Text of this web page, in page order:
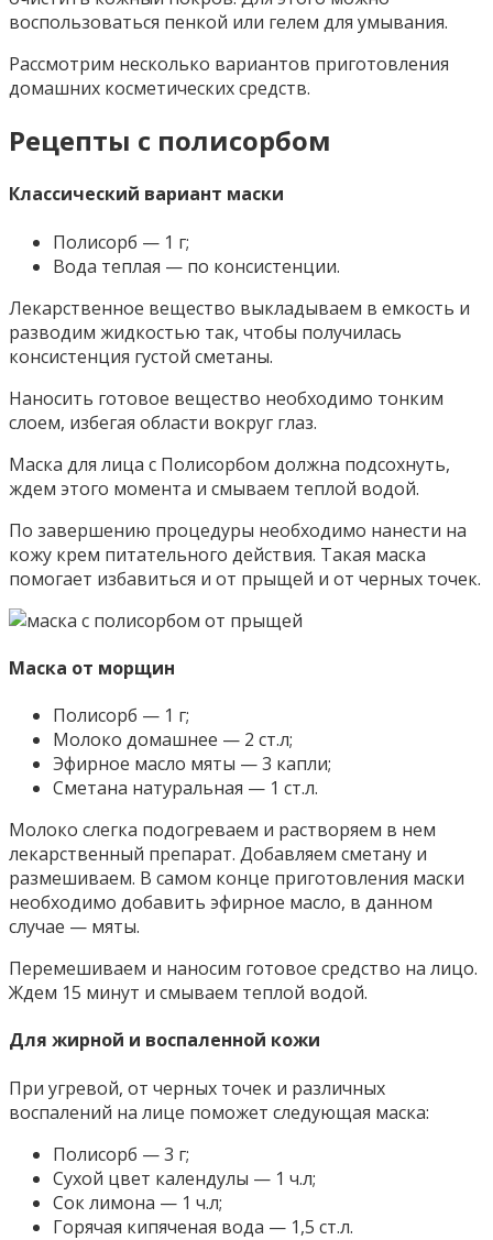
воспользоваться пенкой или гелем для умывания.
Рассмотрим несколько вариантов приготовления
домашних косметических средств.
Рецепты с полисорбом
Классический вариант маски
Полисорб — 1 г;
Вода теплая — по консистенции.
Лекарственное вещество выкладываем в емкость и
разводим жидкостью так, чтобы получилась
консистенция густой сметаны.
Наносить готовое вещество необходимо тонким
слоем, избегая области вокруг глаз.
Маска для лица с Полисорбом должна подсохнуть,
ждем этого момента и смываем теплой водой.
По завершению процедуры необходимо нанести на
кожу крем питательного действия. Такая маска
помогает избавиться и от прыщей и от черных точек.
Маска от морщин
Полисорб — 1 г;
Молоко домашнее — 2 ст.л;
Эфирное масло мяты — 3 капли;
Сметана натуральная — 1 ст.л.
Молоко слегка подогреваем и растворяем в нем
лекарственный препарат. Добавляем сметану и
размешиваем. В самом конце приготовления маски
необходимо добавить эфирное масло, в данном
случае — мяты.
Перемешиваем и наносим готовое средство на лицо.
Ждем 15 минут и смываем теплой водой.
Для жирной и воспаленной кожи
При угревой, от черных точек и различных
воспалений на лице поможет следующая маска:
Полисорб — 3 г;
Сухой цвет календулы — 1 ч.л;
Сок лимона — 1 ч.л;
Горячая кипяченая вода — 1,5 ст.л.